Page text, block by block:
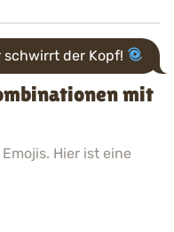
schwirrt der Kopf!
mit
Hier ist eine